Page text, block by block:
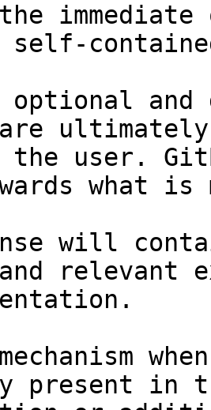
and
the user.
what
will
relevant
in